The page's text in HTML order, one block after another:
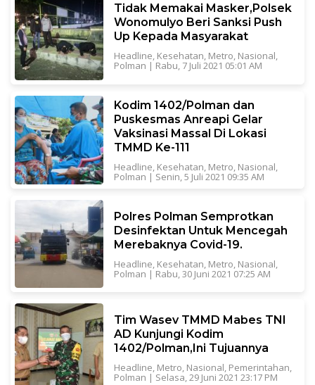
Tidak Memakai Masker,Polsek
Wonomulyo Beri Sanksi Push
Up Kepada Masyarakat
Headline, Kesehatan, Metro, Nasional,
Polman | Rabu, 7 Juli 2021 05:01 AM
Kodim 1402/Polman dan
Puskesmas Anreapi Gelar
Vaksinasi Massal Di Lokasi
TMMD Ke-111
Headline, Kesehatan, Metro, Nasional,
Polman | Senin, 5 Juli 2021 09:35 AM
Polres Polman Semprotkan
Desinfektan Untuk Mencegah
Merebaknya Covid-19.
Headline Kesehatan Metro Nasional
Polman | Rabu, 30 Juni 2021 07:25 AM
Tim Wasev TMMD Mabes TNI
AD Kunjungi Kodim
1402/Polman,Ini Tujuannya
Headline, Metro, Nasional, Pemerintahan,
Polman | Selasa, 29 Juni 2021 23:17 PM